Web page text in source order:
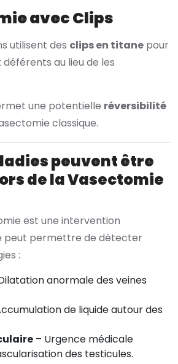
avec Clips
utilisent des clips en titane pour
au lieu de les
une potentielle réversibilité
classique.
peuvent être
de la Vasectomie
est une intervention
peut permettre de détecter
:
anormale des veines
de liquide autour des
– Urgence médicale
des testicules.